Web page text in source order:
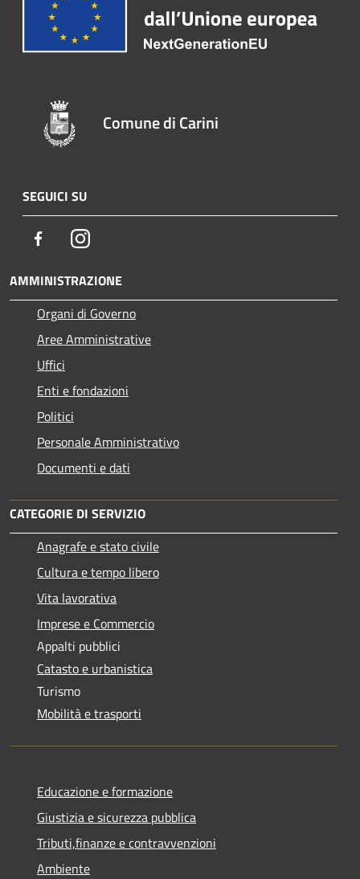
Comune di Carini
SEGUICI SU
FacebookInstagram
AMMINISTRAZIONE
Organi di Governo
Aree Amministrative
Uffici
Enti e fondazioni
Politici
Personale Amministrativo
Documenti e dati
CATEGORIE DI SERVIZIO
Anagrafe e stato civile
Cultura e tempo libero
Vita lavorativa
Imprese e Commercio
Appalti pubblici
Catasto e urbanistica
Turismo
Mobilità e trasporti
Educazione e formazione
Giustizia e sicurezza pubblica
Tributi,finanze e contravvenzioni
Ambiente